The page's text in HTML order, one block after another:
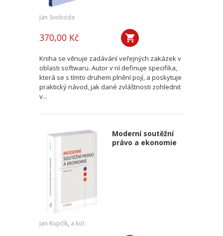
Jan Svoboda
370,00 Kč
Kniha se věnuje zadávání veřejných zakázek v
oblasti softwaru. Autor v ní definuje specifika,
která se s tímto druhem plnění pojí, a poskytuje
praktický návod, jak dané zvláštnosti zohlednit
v...
Moderní soutěžní
právo a ekonomie
Jan Kupčík, a kol.